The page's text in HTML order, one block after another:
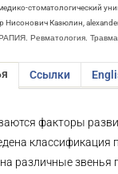
стоматологический
Нисонович Казюлин,
Ревматология.
Ссылки
факторы
различные звенья